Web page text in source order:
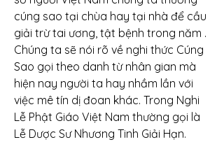
cúng sao tại chùa hay tại nhà để cầu
giải trừ tai ương, tật bệnh trong năm .
Chúng ta sẽ nói rõ về nghi thức Cúng
Sao gọi theo danh từ nhân gian mà
hiện nay người ta hay nhầm lần với
việc mê tín dị đoan khác. Trong Nghi
Lễ Phật Giáo Việt Nam thường gọi là
Lễ Dược Sư Nhương Tinh Giải Hạn.